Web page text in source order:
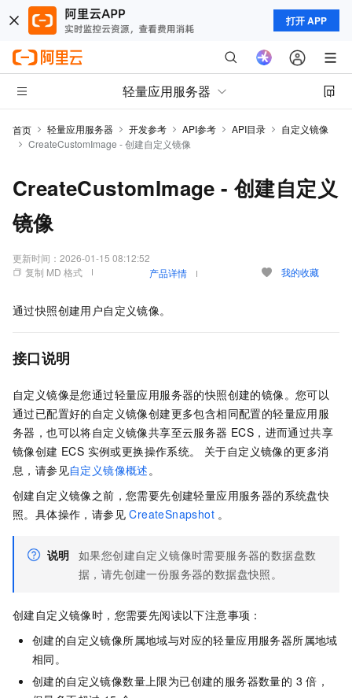
打开 APP
轻量应用服务器
首页 轻量应用服务器 开发参考 API参考 API目录
自定义镜像
CreateCustomImage - 创建自定义镜像
CreateCustomImage - 创建自定义
镜像
更新时间： 2026-01-15 08:12:52
复制 MD 格式
产品详情 我的收藏
通过快照创建用户自定义镜像。
接口说明
自定义镜像是您通过轻量应用服务器的快照创建的镜像。您可以
通过已配置好的自定义镜像创建更多包含相同配置的轻量应用服
务器，也可以将自定义镜像共享至云服务器 ECS，进而通过共享
镜像创建 ECS 实例或更换操作系统。 关于自定义镜像的更多消
息，请参见自定义镜像概述。
创建自定义镜像之前，您需要先创建轻量应用服务器的系统盘快
照。具体操作，请参见CreateSnapshot 。
说明 如果您创建自定义镜像时需要服务器的数据盘数
据，请先创建一份服务器的数据盘快照。
创建自定义镜像时，您需要先阅读以下注意事项：
创建的自定义镜像所属地域与对应的轻量应用服务器所属地域
相同。
创建的自定义镜像数量上限为已创建的服务器数量的 3 倍，